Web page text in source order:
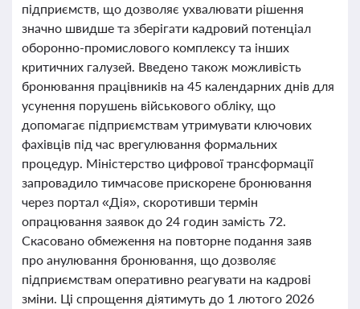
підприємств, що дозволяє ухвалювати рішення
значно швидше та зберігати кадровий потенціал
оборонно-промислового комплексу та інших
критичних галузей. Введено також можливість
бронювання працівників на 45 календарних днів для
усунення порушень військового обліку, що
допомагає підприємствам утримувати ключових
фахівців під час врегулювання формальних
процедур. Міністерство цифрової трансформації
запровадило тимчасове прискорене бронювання
через портал «Дія», скоротивши термін
опрацювання заявок до 24 годин замість 72.
Скасовано обмеження на повторне подання заяв
про анулювання бронювання, що дозволяє
підприємствам оперативно реагувати на кадрові
зміни. Ці спрощення діятимуть до 1 лютого 2026